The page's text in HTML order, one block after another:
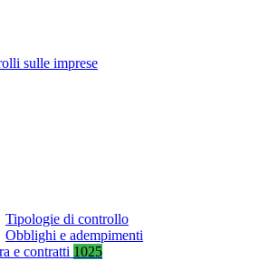
sulle imprese
Tipologie di controllo
Obblighi e adempimenti
e contratti 1025